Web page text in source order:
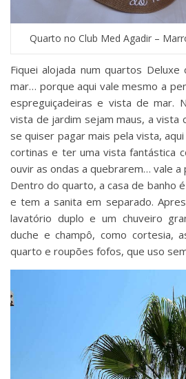
Quarto no Club Med Agadir –
Fiquei alojada num quartos
mar… porque aqui vale mesmo a
espreguiçadeiras e vista de mar.
vista de jardim sejam maus, a vista
se quiser pagar mais pela vista,
cortinas e ter uma vista fantástica
ouvir as ondas a quebrarem… vale a
Dentro do quarto, a casa de banho
e tem a sanita em separado.
lavatório duplo e um chuveiro
duche e champô, como cortesia,
quarto e roupões fofos, que uso